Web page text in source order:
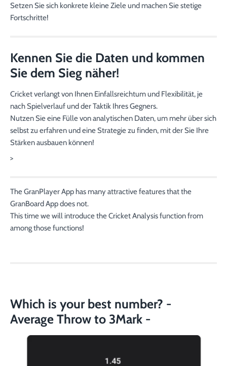
Setzen Sie sich konkrete kleine Ziele und machen Sie stetige
Fortschritte!
Kennen Sie die Daten und kommen
Sie dem Sieg näher!
Cricket verlangt von Ihnen Einfallsreichtum und Flexibilität, je
nach Spielverlauf und der Taktik Ihres Gegners.
Nutzen Sie eine Fülle von analytischen Daten, um mehr über sich
selbst zu erfahren und eine Strategie zu finden, mit der Sie Ihre
Stärken ausbauen können!
>
The GranPlayer App has many attractive features that the
GranBoard App does not.
This time we will introduce the Cricket Analysis function from
among those functions!
Which is your best number? -
Average Throw to 3Mark -